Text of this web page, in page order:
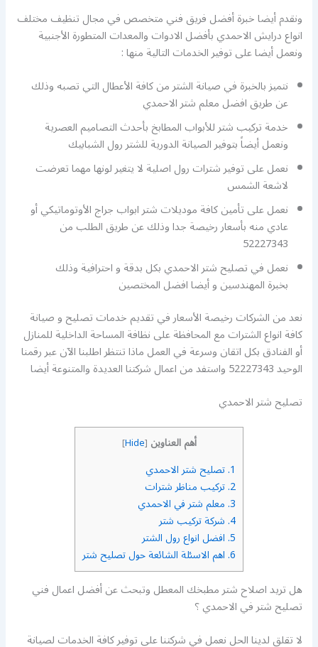
ونقدم أيضا خبرة أفضل فريق فني متخصص في مجال تنظيف مختلف
انواع درايش الاحمدي بأفضل الادوات والمعدات المتطورة الأجنبية
ونعمل أيضا على توفير الخدمات التالية منها :
نتميز بالخبرة في صيانة الشتر من كافة الأعطال التي تصبه وذلك
عن طريق افضل معلم شتر الاحمدي
خدمة تركيب شتر للأبواب المطابخ بأحدث التصاميم العصرية
ونعمل أيضاً بتوفير الصيانة الدورية للشتر رول الشبابيك
نعمل على توفير شترات رول اصلية لا يتغير لونها مهما تعرضت
لاشعة الشمس
نعمل على تأمين كافة موديلات شتر ابواب جراج الأوتوماتيكي أو
عادي منه بأسعار رخيصة جدا وذلك عن طريق الطلب من
52227343
نعمل في تصليح شتر الاحمدي بكل بدقة و احترافية وذلك
بخبرة المهندسين و أيضا افضل المختصين
نعد من الشركات رخيصة الأسعار في تقديم خدمات تصليح و صيانة
كافة انواع الشترات مع المحافظة على نظافة المساحة الداخلية للمنازل
أو الفنادق بكل اتقان وسرعة في العمل ماذا تنتظر اطلبنا الآن عبر رقمنا
الوحيد 52227343 واستفد من اعمال شركتنا العديدة والمتنوعة أيضا
تصليح شتر الاحمدي
أهم العناوين [
Hide
]
1. تصليح شتر الاحمدي
2. تركيب مناظر شترات
3. معلم شتر في الاحمدي
4. شركة تركيب شتر
5. افضل انواع رول الشتر
6. اهم الاسئلة الشائعة حول تصليح شتر
هل تريد اصلاح شتر مطبخك المعطل وتبحث عن أفضل اعمال فني
تصليح شتر في الاحمدي ؟
لا تقلق لدينا الحل نعمل في شركتنا على توفير كافة الخدمات لصيانة